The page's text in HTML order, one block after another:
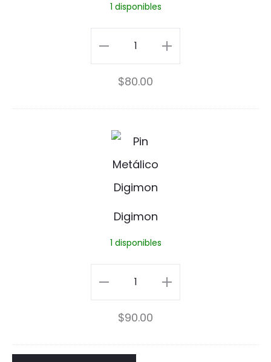
o
o
r
o
1 disponibles
Mi
Vecino
Totoro
cantidad
$80.00
D
i
g
o
Digimon
1 disponibles
Digimon
cantidad
$90.00